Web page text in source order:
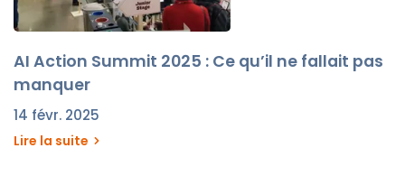
AI Action Summit 2025 : Ce qu’il ne fallait pas
manquer
14 févr. 2025
Lire la suite